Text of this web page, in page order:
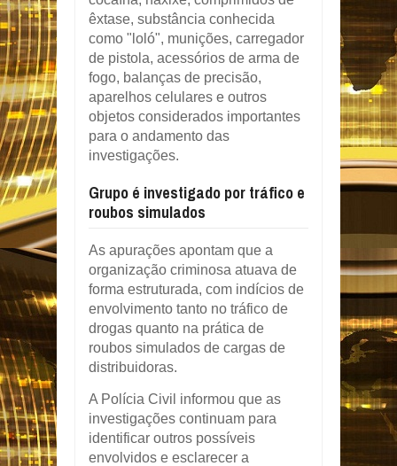
êxtase, substância conhecida
como "loló", munições, carregador
de pistola, acessórios de arma de
fogo, balanças de precisão,
aparelhos celulares e outros
objetos considerados importantes
para o andamento das
investigações.
Grupo é investigado por tráfico e
roubos simulados
As apurações apontam que a
organização criminosa atuava de
forma estruturada, com indícios de
envolvimento tanto no tráfico de
drogas quanto na prática de
roubos simulados de cargas de
distribuidoras.
A Polícia Civil informou que as
investigações continuam para
identificar outros possíveis
envolvidos e esclarecer a